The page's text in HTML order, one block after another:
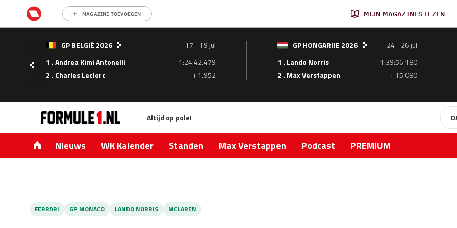
MAGAZINE TOEVOEGEN MIJN MAGAZINES LEZEN
GP BELGIË 2026
17 - 19 jul
1 . Andrea Kimi Antonelli
1:24:42.479
2 . Charles Leclerc
+ 1.952
GP HONGARIJE 2026
24 - 26 jul
1 . Lando Norris
1:39:56.180
2 . Max Verstappen
+ 15.080
Altijd op pole!
Nieuws WK Kalender Standen Max Verstappen Podcast PREMIUM
FERRARI GP MONACO LANDO NORRIS MCLAREN